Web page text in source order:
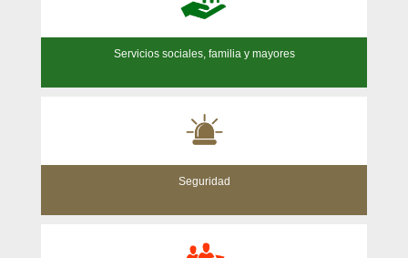
Servicios sociales, familia y mayores
Seguridad